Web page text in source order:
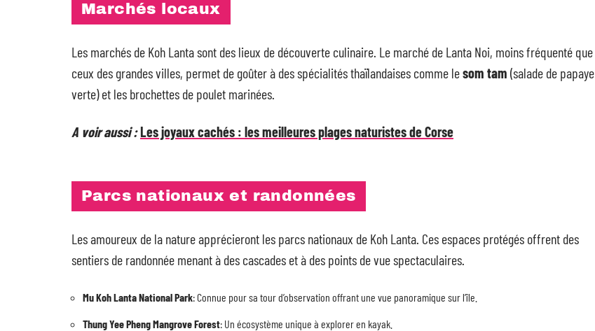
Marchés locaux
Les marchés de Koh Lanta sont des lieux de découverte culinaire. Le marché de Lanta Noi, moins fréquenté que
ceux des grandes villes, permet de goûter à des spécialités thaïlandaises comme lesom tam (salade de papaye
verte) et les brochettes de poulet marinées.
A voir aussi :Les joyaux cachés : les meilleures plages naturistes de Corse
Parcs nationaux et randonnées
Les amoureux de la nature apprécieront les parcs nationaux de Koh Lanta. Ces espaces protégés offrent des
sentiers de randonnée menant à des cascades et à des points de vue spectaculaires.
Mu Koh Lanta National Park: Connue pour sa tour d’observation offrant une vue panoramique sur l’île.
Thung Yee Pheng Mangrove Forest: Un écosystème unique à explorer en kayak.